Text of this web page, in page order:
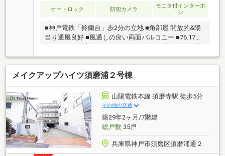
オートロック 防犯カメラ
モニタ付インターホ
ン
■神戸電鉄「鈴蘭台」歩2分の立地 ■角部屋 開放的&陽
当り通風良好 ■風通しの良い両面バルコニー ■76.17平
LDK
メイクアップハイツ須磨浦２号棟
山陽電鉄本線 須磨寺駅 徒歩5分
その他の交通
築29年2ヶ月/7階建
総戸数35戸
兵庫県神戸市須磨区須磨浦通２